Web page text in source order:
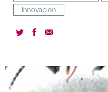
Innovación